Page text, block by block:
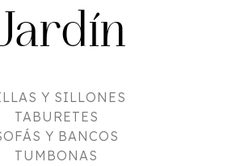
Y SILLONES
TABURETES
Y BANCOS
TUMBONAS